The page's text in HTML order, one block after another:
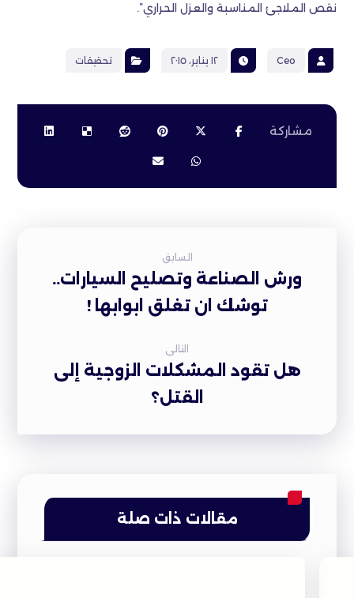
نقص الملاجئ المناسبة والعزل الحراري”.
Ceo ١٢ يناير، ٢٠١٥ تحقيقات
السابق
ورش الصناعة وتصليح السيارات..
توشك ان تغلق ابوابها !
التالى
هل تقود المشكلات الزوجية إلى
القتل؟
مقالات ذات صلة